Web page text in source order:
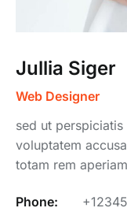
Jullia Siger
Web Designer
sed ut
voluptatem
totam rem
Phone: